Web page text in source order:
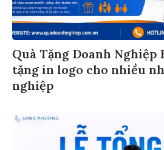
Quà Tặng Doanh Nghiệp
tặng in logo cho nhiều
nghiệp